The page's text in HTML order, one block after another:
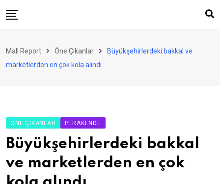
to
Perakende
Ürün ve Hizmet
Enerji
Haber
Mall Report Öne Çıkanlar
Büyükşehirlerdeki bakkal ve
marketlerden en çok kola alındı
ÖNE ÇIKANLAR PERAKENDE
Büyükşehirlerdeki bakkal
ve marketlerden en çok